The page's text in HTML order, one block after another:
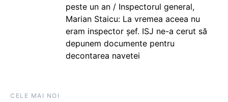
peste un an / Inspectorul general,
Marian Staicu: La vremea aceea nu
eram inspector șef. ISJ ne-a cerut să
depunem documente pentru
decontarea navetei
CELE MAI NOI